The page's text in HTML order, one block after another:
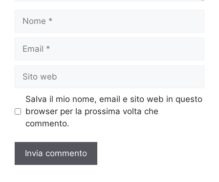
web
Salva il mio nome, email e sito web in questo
browser per la prossima volta che
commento.